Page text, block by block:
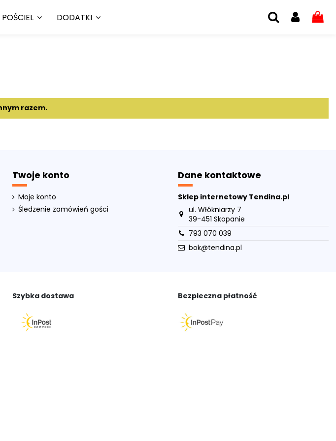
POŚCIEL DODATKI
razem.
Twoje konto
Moje konto
Śledzenie zamówień gości
Dane kontaktowe
Sklep internetowy Tendina.pl
ul. Włókniarzy 7
39-451 Skopanie
793 070 039
bok@tendina.pl
Szybka dostawa Bezpieczna płatność